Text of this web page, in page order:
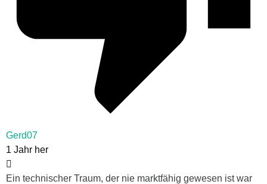
Gerd07
1 Jahr her
Ein technischer Traum, der nie marktfähig gewesen ist war